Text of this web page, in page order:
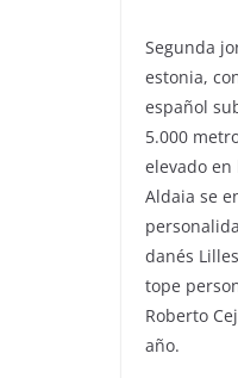
Segunda
estonia,
español
5.000
elevado
Aldaia se
danés
tope
Roberto
año.